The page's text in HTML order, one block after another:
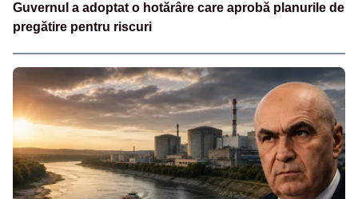
Guvernul a adoptat o hotărâre care aprobă planurile de
pregătire pentru riscuri